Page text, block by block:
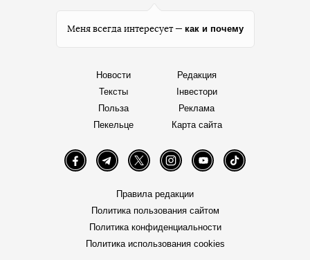
Меня всегда интересует — как и почему
Новости
Тексты
Польза
Пекельце
Редакция
Інвестори
Реклама
Карта сайта
FacebookTelegramTwitter InstagramYouTube TikTok
Правила редакции
Политика пользования сайтом
Политика конфиденциальности
Политика использования cookies